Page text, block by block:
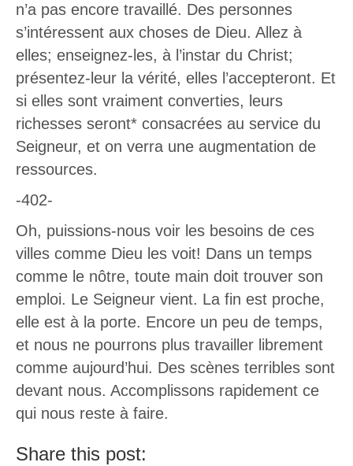
n’a pas encore travaillé. Des personnes
s’intéressent aux choses de Dieu. Allez à
elles; enseignez-les, à l’instar du Christ;
présentez-leur la vérité, elles l’accepteront. Et
si elles sont vraiment converties, leurs
richesses seront* consacrées au service du
Seigneur, et on verra une augmentation de
ressources.
-402-
Oh, puissions-nous voir les besoins de ces
villes comme Dieu les voit! Dans un temps
comme le nôtre, toute main doit trouver son
emploi. Le Seigneur vient. La fin est proche,
elle est à la porte. Encore un peu de temps,
et nous ne pourrons plus travailler librement
comme aujourd’hui. Des scènes terribles sont
devant nous. Accomplissons rapidement ce
qui nous reste à faire.
Share this post: